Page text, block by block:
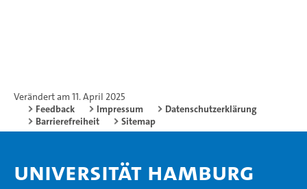
Verändert am 11. April 2025
Feedback
Impressum
Datenschutzerklärung
Barrierefreiheit
Sitemap
Universität Hamburg